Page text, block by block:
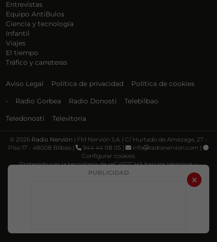
PUBLICIDAD
Entrevistas
Equipo AntiBulos
Ciencia y tecnología
Infantil
Viajes
El tiempo
Tráfico y carreteras
Aviso Legal Política de privacidad Política de cookies
• Radio Gorbea Radio Donosti Telebilbao
Teledonosti Televitoria
© 2026 Radio Nervión | FM Nervión S.A. | C/ Hurtado de Amézaga, 27 -
Piso 17 - 48008 Bilbao |
944 44 08 05 | info
radionervion.com |
Configurar cookies
Protegido con la tecnología de reCAPTCHA bajo los términos y
Política de privacidad Términos de servicio